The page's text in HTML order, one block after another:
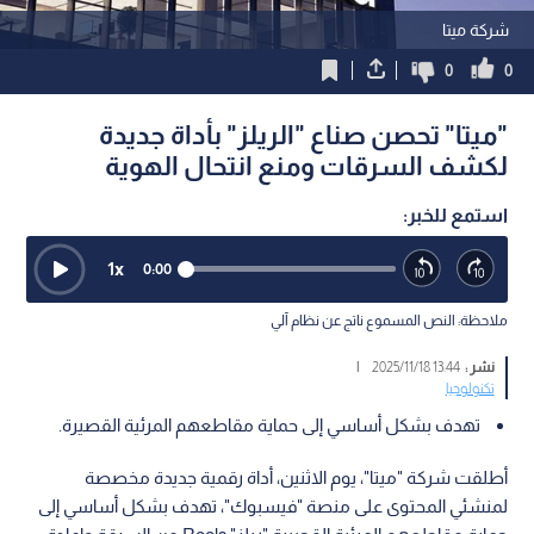
شركة ميتا
0
0
"ميتا" تحصن صناع "الريلز" بأداة جديدة
لكشف السرقات ومنع انتحال الهوية
استمع للخبر:
0:00
1x
ملاحظة: النص المسموع ناتج عن نظام آلي
نشر :13:44 2025/11/18
|
تكنولوجيا
تهدف بشكل أساسي إلى حماية مقاطعهم المرئية القصيرة.
أطلقت شركة "ميتا"، يوم الاثنين، أداة رقمية جديدة مخصصة
لمنشئي المحتوى على منصة "فيسبوك"، تهدف بشكل أساسي إلى